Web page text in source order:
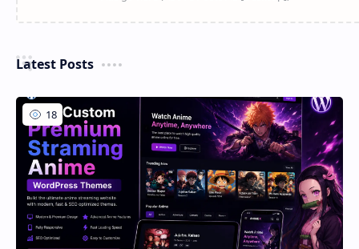
Latest Posts